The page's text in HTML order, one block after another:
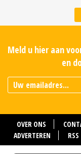
Meld u hier aan
en
OVER ONS
ADVERTEREN
RSS